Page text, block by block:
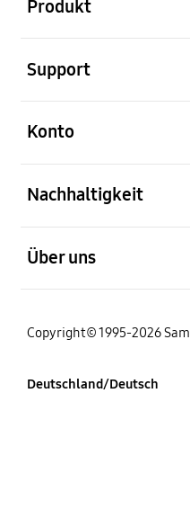
Produkt
Support
Konto
Nachhaltigkeit
Über uns
Copyright© 1995-2026
Deutschland/Deutsch